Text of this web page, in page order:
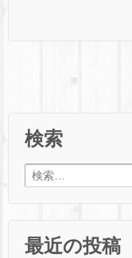
検索
検索:
最近の投稿